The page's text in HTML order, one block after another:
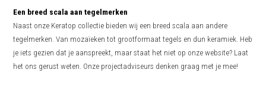
Een breed scala aan tegelmerken
Naast onze Keratop collectie bieden wij een breed scala aan andere
tegelmerken. Van mozaïeken tot grootformaat tegels en dun keramiek. Heb
je iets gezien dat je aanspreekt, maar staat het niet op onze website? Laat
het ons gerust weten. Onze projectadviseurs denken graag met je mee!